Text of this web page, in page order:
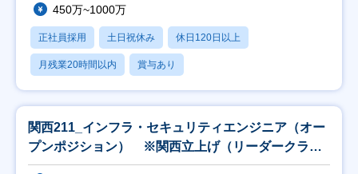
450万~1000万
正社員採用 土日祝休み 休日120日以上
月残業20時間以内 賞与あり
関西211_インフラ・セキュリティエンジニア（オー
プンポジション） ※関西立上げ（リーダークラス
以上